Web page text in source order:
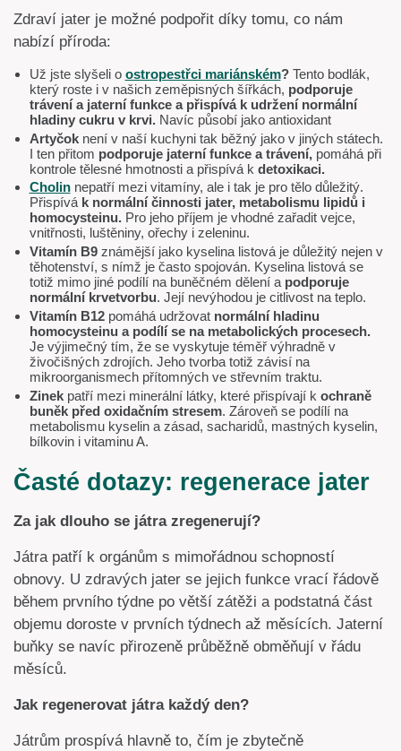
Zdraví jater je možné podpořit díky tomu, co nám
nabízí příroda:
Už jste slyšeli o ostropestřci mariánském?Tento bodlák,
který roste i v našich zeměpisných šířkách, podporuje
trávení a jaterní funkce a přispívá k udržení normální
hladiny cukru v krvi.Navíc působí jako antioxidant
Artyčoknení v naší kuchyni tak běžný jako v jiných státech.
I ten přitom podporuje jaterní funkce a trávení,pomáhá při
kontrole tělesné hmotnosti a přispívá k detoxikaci.
Cholinnepatří mezi vitamíny, ale i tak je pro tělo důležitý.
Přispívá k normální činnosti jater, metabolismu lipidů i
homocysteinu. Pro jeho příjem je vhodné zařadit vejce,
vnitřnosti, luštěniny, ořechy i zeleninu.
Vitamín B9známější jako kyselina listová je důležitý nejen v
těhotenství, s nímž je často spojován. Kyselina listová se
totiž mimo jiné podílí na buněčném dělení a podporuje
normální krvetvorbu. Její nevýhodou je citlivost na teplo.
Vitamín B12 pomáhá udržovat normální hladinu
homocysteinu a podílí se na metabolických procesech.
Je výjimečný tím, že se vyskytuje téměř výhradně v
živočišných zdrojích. Jeho tvorba totiž závisí na
mikroorganismech přítomných ve střevním traktu.
Zinek patří mezi minerální látky, které přispívají k ochraně
buněk před oxidačním stresem. Zároveň se podílí na
metabolismu kyselin a zásad, sacharidů, mastných kyselin,
bílkovin i vitaminu A.
Časté dotazy: regenerace jater
Za jak dlouho se játra zregenerují?
Játra patří k orgánům s mimořádnou schopností
obnovy. U zdravých jater se jejich funkce vrací řádově
během prvního týdne po větší zátěži a podstatná část
objemu doroste v prvních týdnech až měsících. Jaterní
buňky se navíc přirozeně průběžně obměňují v řádu
měsíců.
Jak regenerovat játra každý den?
Játrům prospívá hlavně to, čím je zbytečně